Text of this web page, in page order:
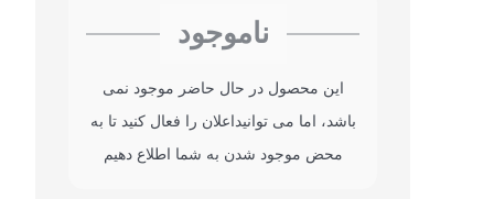
ناموجود
این محصول در حال حاضر موجود نمی
باشد، اما می توانیداعلان را فعال کنید تا به
محض موجود شدن به شما اطلاع دهیم